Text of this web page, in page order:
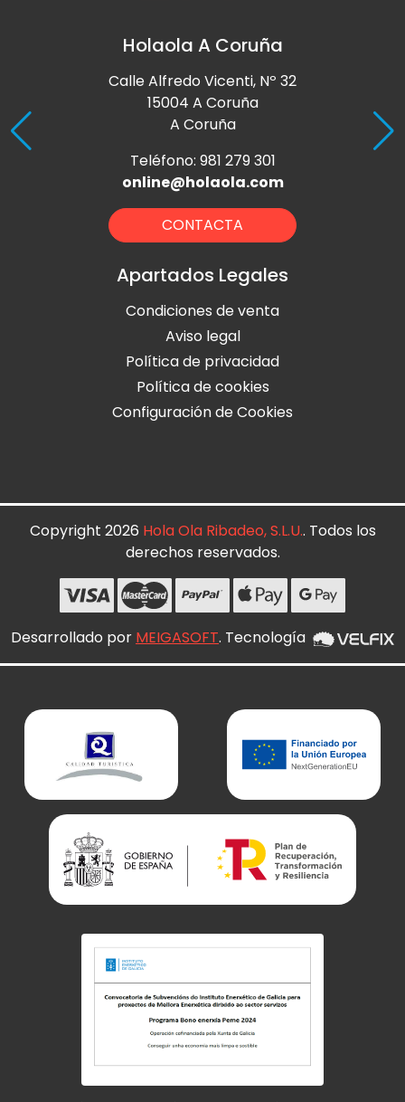
Holaola A Coruña
Calle Alfredo Vicenti, Nº 32
15004 A Coruña
A Coruña
Teléfono: 981 279 301
online@holaola.com
CONTACTA
Apartados Legales
Condiciones de venta
Aviso legal
Política de privacidad
Política de cookies
Configuración de Cookies
Copyright 2026 Hola Ola Ribadeo, S.L.U.. Todos los
derechos reservados.
Desarrollado por MEIGASOFT. Tecnología